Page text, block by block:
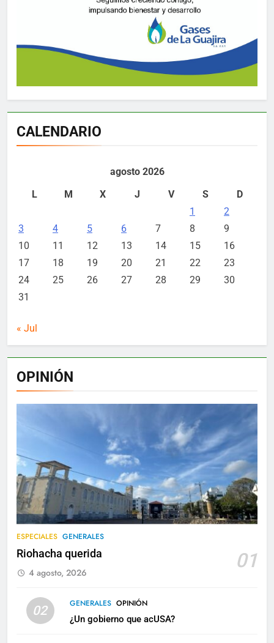
CALENDARIO
agosto 2026
L
M X J V S
D
1
2
3
4 5 6 7 8
9
10
11 12 13 14 15
16
17
18 19 20 21 22
23
24
25 26 27 28 29
30
31
« Jul
OPINIÓN
ESPECIALES GENERALES
Riohacha querida 01
4 agosto, 2026
02 GENERALES OPINIÓN
¿Un gobierno que acUSA?